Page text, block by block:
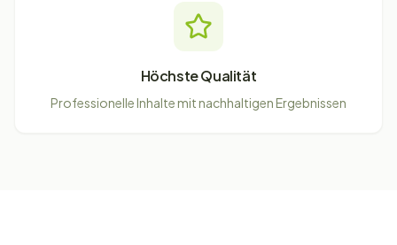
Höchste Qualität
Professionelle Inhalte mit nachhaltigen Ergebnissen